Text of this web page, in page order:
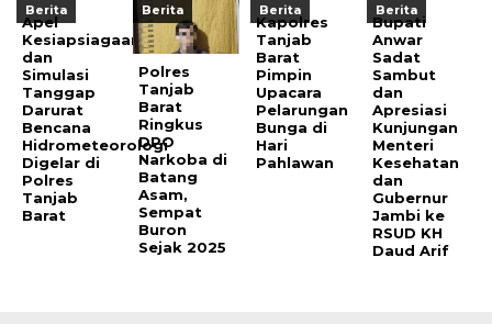
Berita
Apel
Kesiapsiagaan
dan
Simulasi
Tanggap
Darurat
Bencana
Hidrometeorologi
Digelar di
Polres
Tanjab
Barat
Berita
Polres
Tanjab
Barat
Ringkus
DPO
Narkoba di
Batang
Asam,
Sempat
Buron
Sejak 2025
Berita
Kapolres
Tanjab
Barat
Pimpin
Upacara
Pelarungan
Bunga di
Hari
Pahlawan
Berita
Bupati
Anwar
Sadat
Sambut
dan
Apresiasi
Kunjungan
Menteri
Kesehatan
dan
Gubernur
Jambi ke
RSUD KH
Daud Arif